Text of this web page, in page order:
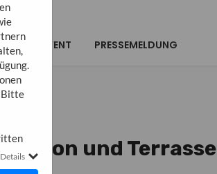
EVENT PRESSEMELDUNG
und Terrasse
Bitte